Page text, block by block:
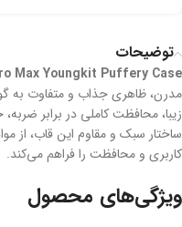
توضیحات
Max Youngkit Puffery Case
مدرن، ظاهری جذاب و متفاوت به
زیبا، محافظت کاملی در برابر
ساختار سبک و مقاوم این قاب، از
کاربری و محافظت را فراهم می‌کند.
ویژگی‌های محصول